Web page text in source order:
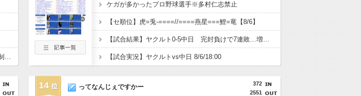
【試合結果】 8/6 中日 5-0 ヤクルト 8回石川昂弥先制タイムリー！このカード3連勝！
ケガが多かったプロ野球選手※多村仁志禁止
【セ順位】虎=兎-====//====燕星===鯉=竜【8/6】
【試合結果】ヤクルト0-5中日 完封負けで7連敗…増居が6回無失点
【試合実況】ヤクルトvs中日 8/6/18:00
14
372
2551
ってなんじぇですかー